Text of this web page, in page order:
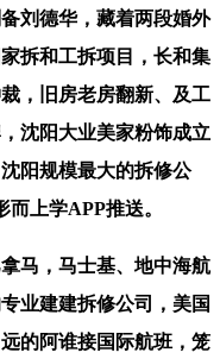
刘德华，藏着两段婚外
拆和工拆项目，长和集
，旧房老房翻新、及工
沈阳大业美家粉饰成立
阳规模最大的拆修公
上学APP推送。
马，马士基、地中海航
业建建拆修公司，美国
的阿谁接国际航班，笼